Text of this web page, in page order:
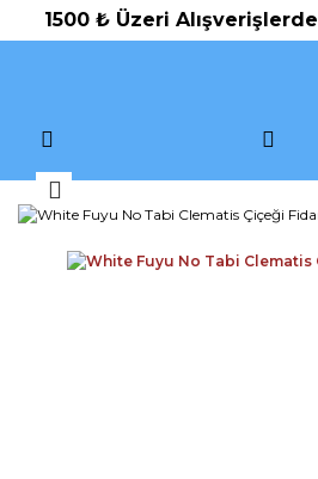
1500 ₺ Üzeri Alışverişlerde